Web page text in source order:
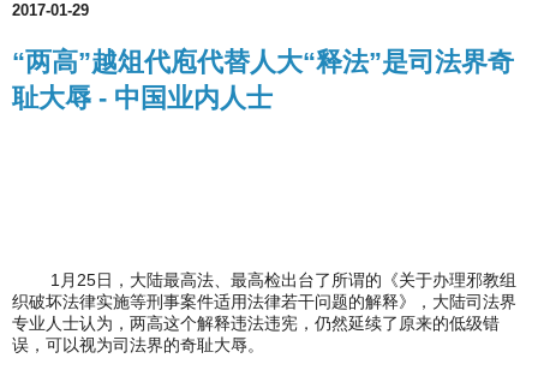
2017-01-29
“两高”越俎代庖代替人大“释法”是司法界奇
耻大辱 - 中国业内人士
1月25日，大陆最高法、最高检出台了所谓的《关于办理邪教组
织破坏法律实施等刑事案件适用法律若干问题的解释》，大陆司法界
专业人士认为，两高这个解释违法违宪，仍然延续了原来的低级错
误，可以视为司法界的奇耻大辱。